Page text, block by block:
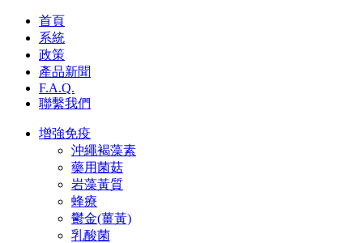
首頁
系統
政策
產品新聞
F.A.Q.
聯繫我們
增強免疫
沖繩褐藻素
藥用菌菇
岩藻黃質
蜂療
鬱金(薑黃)
乳酸菌